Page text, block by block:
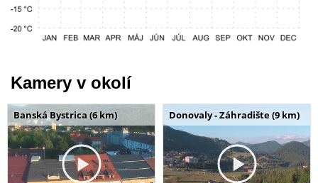
Kamery v okolí
Banská Bystrica (6 km) Donovaly - Záhradište (9 km)